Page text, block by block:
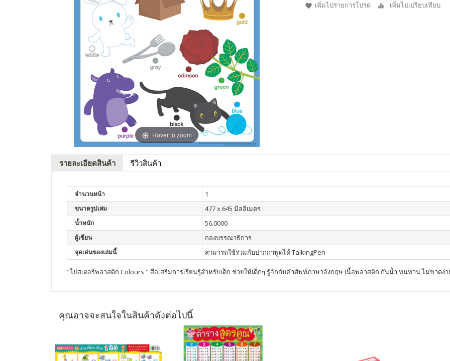
Hover to zoom
เพิ่มไปรายการโปรด เพิ่มไปเปรียบเทียบ
รายละเอียดสินค้า รีวิวสินค้า
จำนวนหน้า 1
ขนาดรูปเล่ม 477 x 645 มิลลิเมตร
น้ำหนัก 56.0000
ผู้เขียน กองบรรณาธิการ
จุดเด่นของเล่มนี้ สามารถใช้ร่วมกับปากกาพูดได้ TalkingPen
"โปสเตอร์พลาสติก Colours " สื่อเสริมการเรียนรู้สำหรับเด็ก ช่วยให้เด็กๆ รู้จักกับคำศัพท์ภาษาอังกฤษ เนื้อพลาสติก กันน้ำ ทนทาน ไม่ขาดง่
คุณอาจจะสนใจในสินค้าดังต่อไปนี้